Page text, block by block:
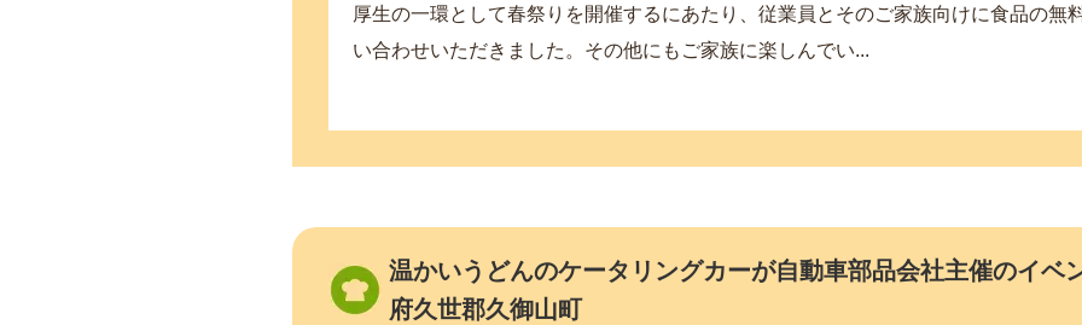
厚生の一環として春祭りを開催するにあたり、従業員とそのご家族向けに食品の無
い合わせいただきました。その他にもご家族に楽しんでい...
温かいうどんのケータリングカーが自動車部品会社主催のイベ
府久世郡久御山町